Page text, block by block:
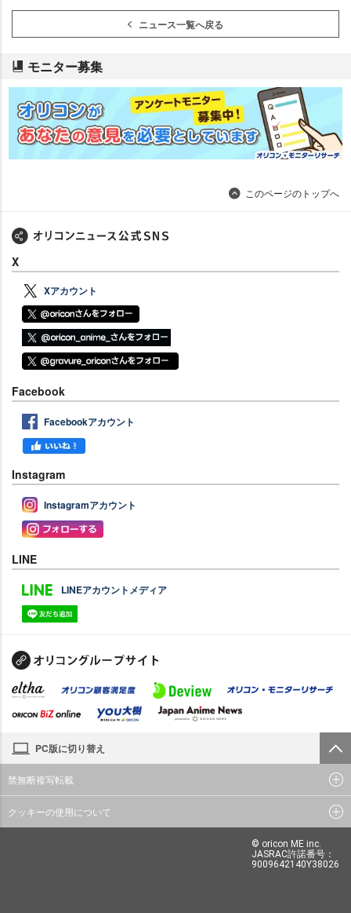
ニュース一覧へ戻る
モニター募集
このページのトップへ
X
Xアカウント
Facebook
Facebookアカウント
Instagram
Instagramアカウント
LINE
LINEアカウントメディア
PC版に切り替え
禁無断複写転載
クッキーの使用について
© oricon ME inc.
JASRAC許諾番号：
9009642140Y38026